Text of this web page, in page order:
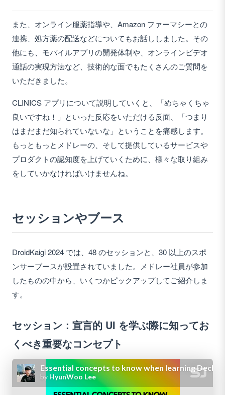
また、オンライン服薬指導や、Amazon ファーマシーとの
連携、処方薬の配送などについてもお話ししました。その
他にも、モバイルアプリの開発体制や、オンラインビデオ
通話の実現方法など、技術的な面でもたくさんのご質問を
いただきました。
CLINICS アプリについて説明していくと、「めちゃくちゃ
良いですね！」といった反応をいただける反面、「つまり
はまだまだ知られていないな」ということを痛感します。
もっともっとメドレーの、そして提供しているサービスや
プロダクトの認知度を上げていくために、様々な取り組み
をしていかなければいけませんね。
セッションやブース
DroidKaigi 2024 では、48 のセッションと、30 以上のスポ
ンサーブースが設置されていました。メドレー社員が参加
したものの中から、いくつかピックアップしてご紹介しま
す。
セッション：宣言的 UI を学ぶ際に知ってお
くべき重要なコンセプト